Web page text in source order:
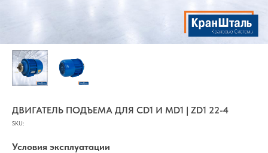
ДВИГАТЕЛЬ ПОДЪЕМА ДЛЯ CD1 И MD1 | ZD1 22-4
SKU:
Условия эксплуатации